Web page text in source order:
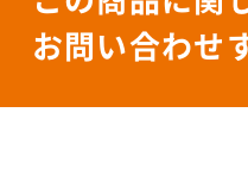
お問い合わせ